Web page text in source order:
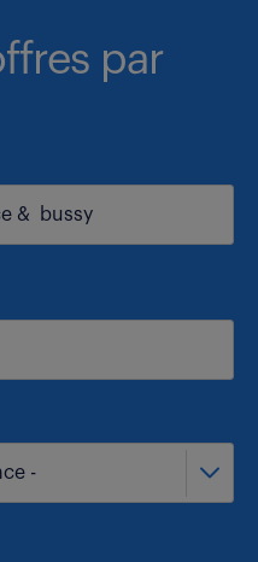
par
-